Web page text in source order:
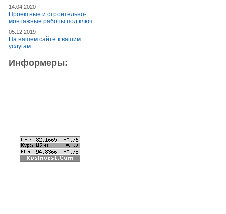
14.04.2020
Проектные и строительно-
монтажные работы под ключ
05.12.2019
На нашем сайте к вашим
услугам:
Информеры: